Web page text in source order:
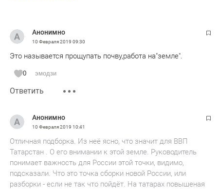
Анонимно
10 Февраля 2019 09:30
Это называется прощупать почву,работа на"земле".
0 эмодзи
Ответить
Анонимно
10 Февраля 2019 10:41
Отличная подборка. Из неё ясно, что значит для ВВП
Татарстан . О его внимании к этой земле. Руководитель
понимает важность для России этой точки, видимо,
подсказали. Что это точка сборки новой России, или
разборки - если не так что пойдёт. На татарах повышеная